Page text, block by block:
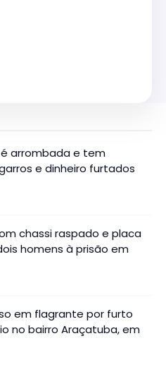
arrombada e tem
e dinheiro furtados
chassi raspado e placa
homens à prisão em
em flagrante por furto
no bairro Araçatuba, em